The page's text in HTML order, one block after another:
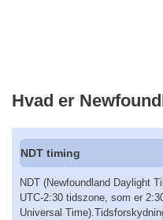
Hvad er
NDT timing
NDT (Newfoundland Daylight
UTC-2:30 tidszone, som er
Universal